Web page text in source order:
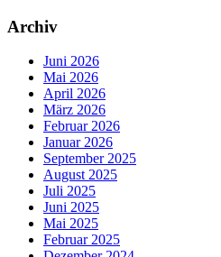
Archiv
Juni 2026
Mai 2026
April 2026
März 2026
Februar 2026
Januar 2026
September 2025
August 2025
Juli 2025
Juni 2025
Mai 2025
Februar 2025